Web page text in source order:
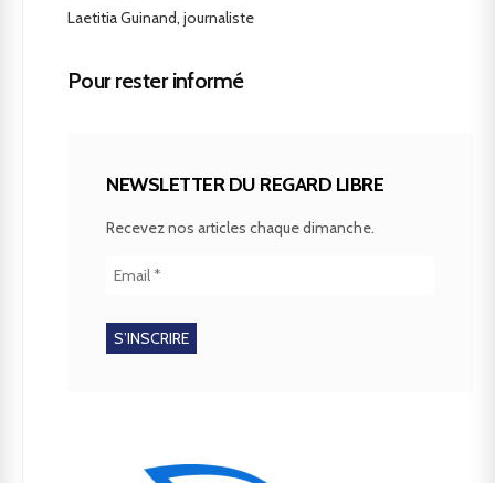
Laetitia Guinand, journaliste
Pour rester informé
NEWSLETTER DU REGARD LIBRE
Recevez nos articles chaque dimanche.